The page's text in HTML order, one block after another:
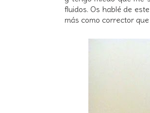
fluidos. Os hablé de este
más como corrector